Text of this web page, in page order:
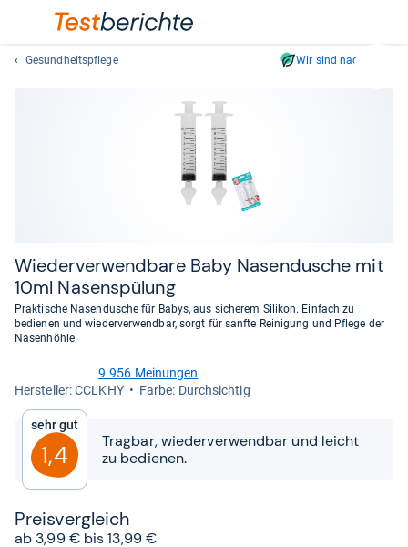
sich
Gesundheitspflege Wir sind nachhaltig
Wie­der­ver­wend­bare Baby Nasen­du­sche mit
10ml Nasen­spü­lung
Praktische Nasendusche für Babys, aus sicherem Silikon. Einfach zu
bedienen und wiederverwendbar, sorgt für sanfte Reinigung und Pflege der
Nasenhöhle.
von
Sternen
9.956 Meinungen
Her­stel­ler: CCLKHY
Farbe: Durchsichtig
Sehr gut
1,4
Tragbar, wiederverwendbar und leicht
zu bedienen.
Preis­ver­gleich
ab 3,99 € bis 13,99 €